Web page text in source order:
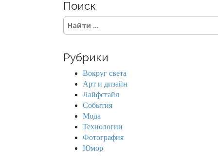
Поиск
S
c
Рубрики
Вокруг света
Арт и дизайн
Лайфстайл
События
Мода
Технологии
Фотография
Юмор